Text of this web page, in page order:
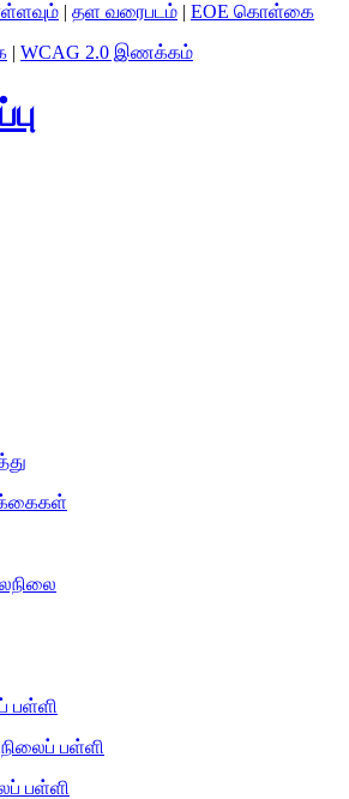
| தள வரைபடம் | EOE கொள்கை
| WCAG 2.0 இணக்கம்
பள்ளி
பள்ளி
பள்ளி